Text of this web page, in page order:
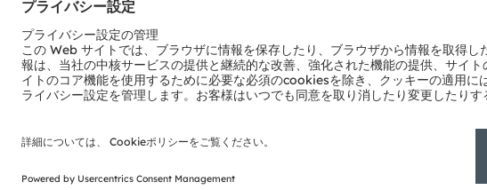
OSPの利用
当社では、OSPを知っていただくために、以下のソースを提供していま
GitHubによるArduino用無償ソフトウェア